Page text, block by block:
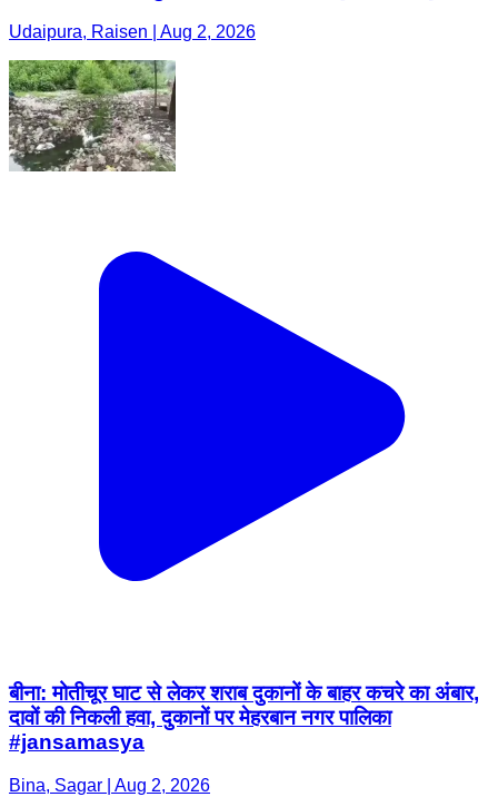
Udaipura, Raisen | Aug 2, 2026
बीना: मोतीचूर घाट से लेकर शराब दुकानों के बाहर कचरे का अंबार,
दावों की निकली हवा, दुकानों पर मेहरबान नगर पालिका
#jansamasya
Bina, Sagar | Aug 2, 2026